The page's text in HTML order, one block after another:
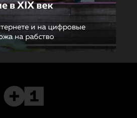
в XIX век
и на цифровые
на рабство